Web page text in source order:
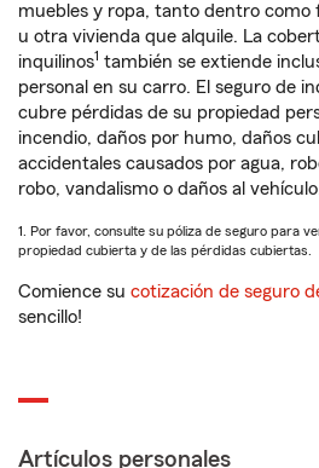
muebles y ropa, tanto dentro
u otra vivienda que alquile. La
inquilinos1 también se extiende
personal en su carro. El seguro de
cubre pérdidas de su propiedad
incendio, daños por humo, daños
accidentales causados por agua,
robo, vandalismo o daños al
1. Por favor, consulte su póliza de seguro para
propiedad cubierta y de las pérdidas cubiertas.
Comience su cotización de seguro
sencillo!
Artículos personales